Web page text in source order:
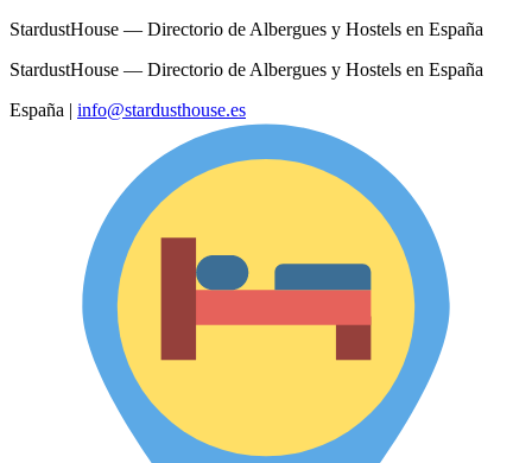
StardustHouse — Directorio de Albergues y Hostels en España
StardustHouse — Directorio de Albergues y Hostels en España
España | info@stardusthouse.es